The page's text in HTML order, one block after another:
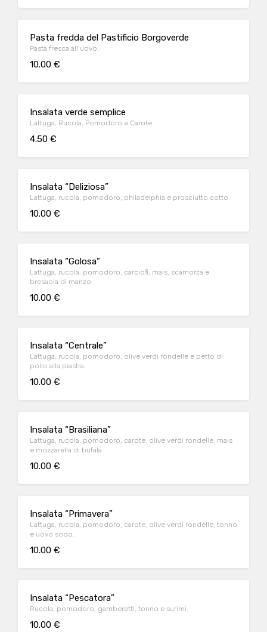
Pasta fredda del Pastificio Borgoverde
Pasta fresca all’uovo.
10.00 €
Insalata verde semplice
Lattuga, Rucola, Pomodoro e Carote.
4.50 €
Insalata “Deliziosa”
Lattuga, rucola, pomodoro, philadelphia e prosciutto cotto.
10.00 €
Insalata “Golosa”
Lattuga, rucola, pomodoro, carciofi, mais, scamorza e
bresaola di manzo.
10.00 €
Insalata “Centrale”
Lattuga, rucola, pomodoro, olive verdi rondelle e petto di
pollo alla piastra.
10.00 €
Insalata “Brasiliana”
Lattuga, rucola, pomodoro, carote, olive verdi rondelle, mais
e mozzarella di bufala.
10.00 €
Insalata “Primavera”
Lattuga, rucola, pomodoro, carote, olive verdi rondelle, tonno
e uovo sodo.
10.00 €
Insalata “Pescatora”
Rucola, pomodoro, gamberetti, tonno e surimi.
10.00 €